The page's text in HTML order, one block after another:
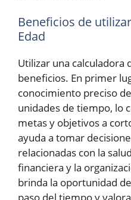
Beneficios de
Edad
Utilizar una calculadora
beneficios. En primer
conocimiento preciso
unidades de tiempo, lo
metas y objetivos a
ayuda a tomar
relacionadas con la
financiera y la
brinda la oportunidad